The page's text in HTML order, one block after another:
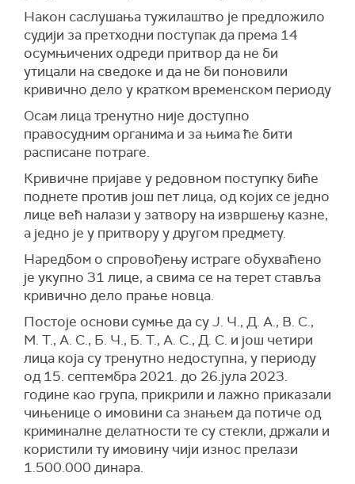
Након саслушања тужилаштво је предложило
судији за претходни поступак да према 14
осумњичених одреди притвор да не би
утицали на сведоке и да не би поновили
кривично дело у кратком временском периоду
Осам лица тренутно није доступно
правосудним органима и за њима ће бити
расписане потраге.
Кривичне пријаве у редовном поступку биће
поднете против још пет лица, од којих се једно
лице већ налази у затвору на извршењу казне,
а једно је у притвору у другом предмету.
Наредбом о спровођењу истраге обухваћено
је укупно 31 лице, а свима се на терет ставља
кривично дело прање новца.
Постоје основи сумње да су Ј. Ч., Д. А., В. С.,
М. Т., А. С., Б. Ч., Б. Т., А. С., Д. С. и још четири
лица која су тренутно недоступна, у периоду
од 15. септембра 2021. до 26.јула 2023.
године као група, прикрили и лажно приказали
чињенице о имовини са знањем да потиче од
криминалне делатности те су стекли, држали и
користили ту имовину чији износ прелази
1.500.000 динара.